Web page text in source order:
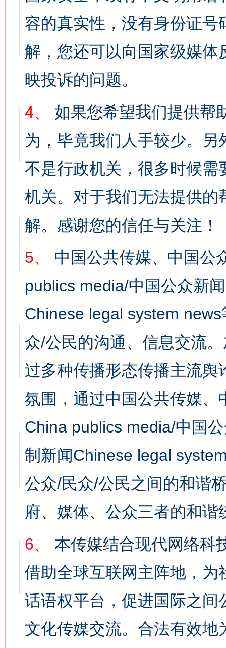
容的真实性，没有身份证
解，您还可以向国家级媒
映投诉的问题。
4、
如果您希望我们提供帮
为，毕竟我们人手较少。
不是行政机关，很多时候
机关。对于我们无法提供
解。感谢您的信任与关注！
5、
中国公共传媒、中国公
publics media/中国公众新
Chinese legal system
众/公民的沟通、信息交流
过多种传播形态传播主流
氛围，通过中国公共传媒
China publics media/中国
制新闻Chinese legal
公众/民众/公民之间的和谐
府、媒体、公众三者的和谐
6、
本传媒结合现代网络科
借助全球互联网主阵地，
话语权平台，促进国际之
文化传媒交流。合法有效地